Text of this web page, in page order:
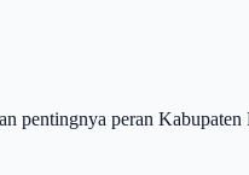
pentingnya peran